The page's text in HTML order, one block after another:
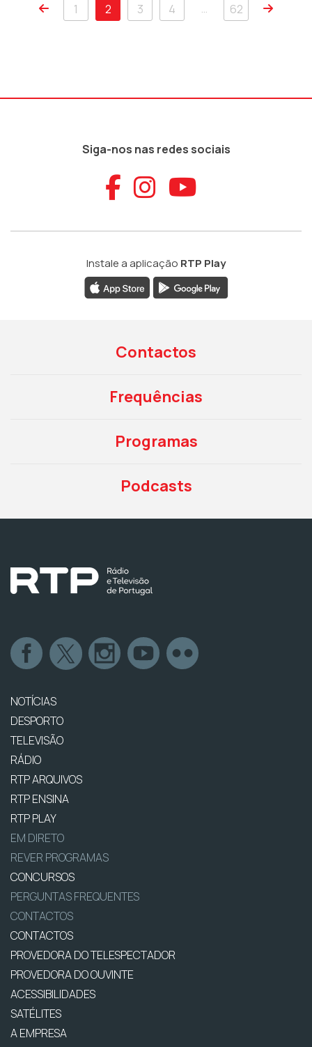
1 2 3 4 … 62
Siga-nos nas redes sociais
Aceder ao
Aceder ao
Aceder
Instale a aplicação RTP Play
Contactos
Frequências
Programas
Podcasts
NOTÍCIAS
DESPORTO
TELEVISÃO
RÁDIO
RTP ARQUIVOS
RTP ENSINA
RTP PLAY
EM DIRETO
REVER PROGRAMAS
CONCURSOS
PERGUNTAS FREQUENTES
CONTACTOS
CONTACTOS
PROVEDORA DO TELESPECTADOR
PROVEDORA DO OUVINTE
ACESSIBILIDADES
SATÉLITES
A EMPRESA